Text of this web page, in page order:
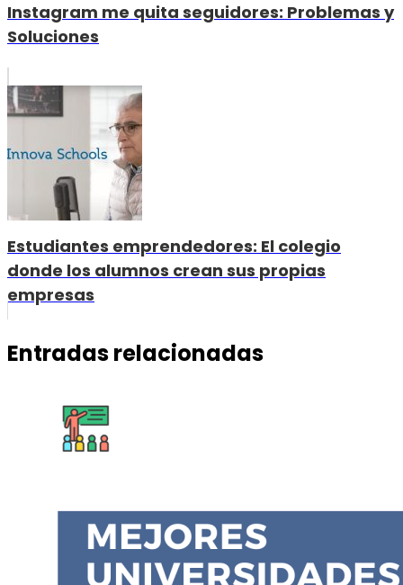
Instagram me quita seguidores: Problemas y
Soluciones
Estudiantes emprendedores: El colegio
donde los alumnos crean sus propias
empresas
Entradas relacionadas